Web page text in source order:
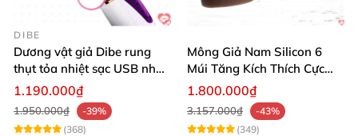
DIBE
Dương vật giả Dibe rung
thụt tỏa nhiệt sạc USB nhập
khẩu giá tốt
1.190.000₫
1.950.000₫
-39%
(368)
Mông Giả Nam Silicon 6
Múi Tăng Kích Thích Cực
Mạnh
1.800.000₫
3.157.000₫
-43%
(349)